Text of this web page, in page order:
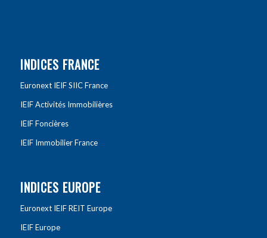
INDICES FRANCE
Euronext IEIF SIIC France
IEIF Activités Immobilières
IEIF Foncières
IEIF Immobilier France
INDICES EUROPE
Euronext IEIF REIT Europe
IEIF Europe